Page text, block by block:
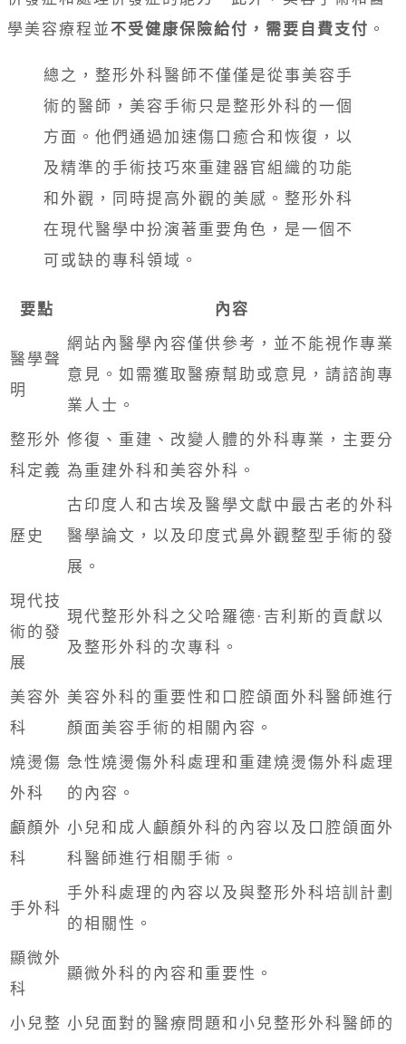
學美容療程並不受健康保險給付，需要自費支付 。
總之，整形外科醫師不僅僅是從事美容手
術的醫師，美容手術只是整形外科的一個
方面。他們通過加速傷口癒合和恢復，以
及精準的手術技巧來重建器官組織的功能
和外觀，同時提高外觀的美感。整形外科
在現代醫學中扮演著重要角色，是一個不
可或缺的專科領域。
要點 內容
醫學聲
明
網站內醫學內容僅供參考，並不能視作專業
意見。如需獲取醫療幫助或意見，請諮詢專
業人士。
整形外
科定義
修復、重建、改變人體的外科專業，主要分
為重建外科和美容外科。
歷史
古印度人和古埃及醫學文獻中最古老的外科
醫學論文，以及印度式鼻外觀整型手術的發
展。
現代技
術的發
展
現代整形外科之父哈羅德·吉利斯的貢獻以
及整形外科的次專科。
美容外
科
美容外科的重要性和口腔頜面外科醫師進行
顏面美容手術的相關內容。
燒燙傷
外科
急性燒燙傷外科處理和重建燒燙傷外科處理
的內容。
顱顏外
科
小兒和成人顱顏外科的內容以及口腔頜面外
科醫師進行相關手術。
手外科
手外科處理的內容以及與整形外科培訓計劃
的相關性。
顯微外
科
顯微外科的內容和重要性。
小兒整 小兒面對的醫療問題和小兒整形外科醫師的